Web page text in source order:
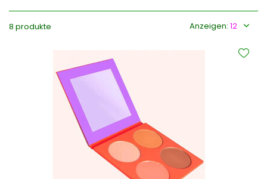
8 produkte Anzeigen: